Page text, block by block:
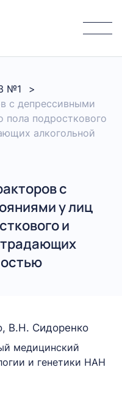
№1
с депрессивными
пола подросткового
алкогольной
с
у лиц
и
В.Н. Сидоренко
медицинский
и генетики НАН